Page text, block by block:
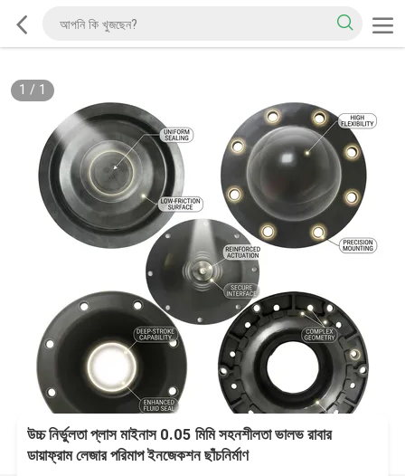
1 / 1
উচ্চ নির্ভুলতা প্লাস মাইনাস 0.05 মিমি সহনশীলতা ভালভ রাবার
ডায়াফ্রাম লেজার পরিমাপ ইনজেকশন ছাঁচনির্মাণ